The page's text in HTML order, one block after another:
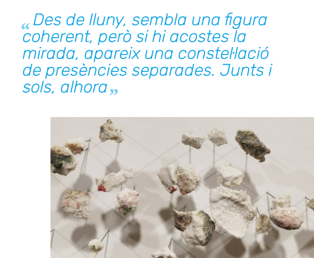
Des de lluny, sembla una figura
coherent, però si hi acostes la
mirada, apareix una constel·lació
de presències separades. Junts i
sols, alhora